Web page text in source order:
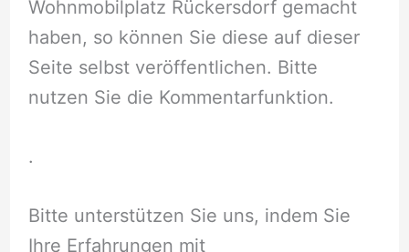
Wohnmobilplatz Rückersdorf gemacht
haben, so können Sie diese auf dieser
Seite selbst veröffentlichen. Bitte
nutzen Sie die Kommentarfunktion.
.
Bitte unterstützen Sie uns, indem Sie
Ihre Erfahrungen mit